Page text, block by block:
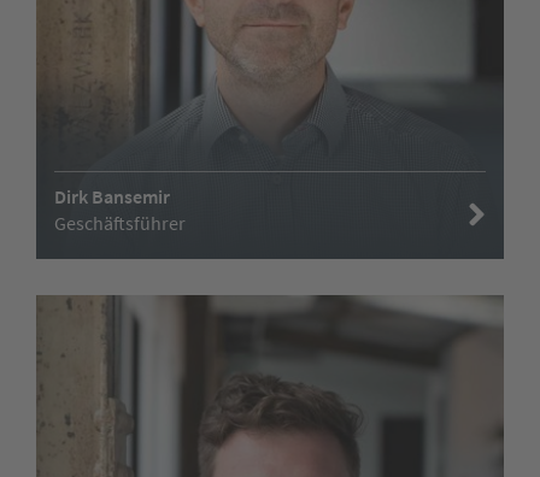
Dirk Bansemir
Geschäftsführer